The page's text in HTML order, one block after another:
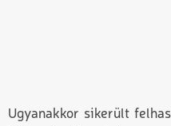
Ugyanakkor sikerült